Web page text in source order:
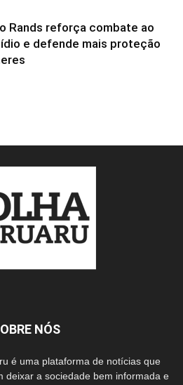
Rands reforça combate ao
e defende mais proteção
NÓS
é uma plataforma de notícias que
deixar a sociedade bem informada e